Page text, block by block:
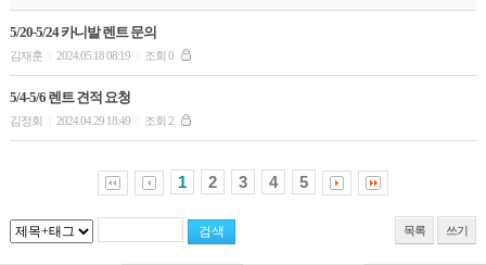
5/20-5/24 카니발 렌트 문의
김재훈 2024.05.18 08:19 조회 0
5/4-5/6 렌트 견적 요청
김정회 2024.04.29 18:49 조회 2
1 2 3 4 5
목록 쓰기